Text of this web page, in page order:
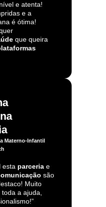
e atenta!
e a
é ótima!
que queira
Materno-Infantil
esta parceriae
são
Muito
a ajuda,